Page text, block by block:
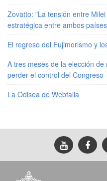
Zovatto: "La tensión entre
estratégica entre ambos
El regreso del Fujimorismo y
A tres meses de la elección
perder el control del Congreso
La Odisea de Webfalia